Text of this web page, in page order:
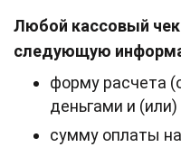
Любой кассовый
следующую
форму расчета
деньгами и
сумму оплаты